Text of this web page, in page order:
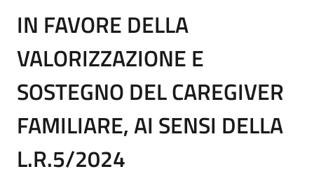
IN FAVORE DELLA
VALORIZZAZIONE E
SOSTEGNO DEL CAREGIVER
FAMILIARE, AI SENSI DELLA
L.R.5/2024